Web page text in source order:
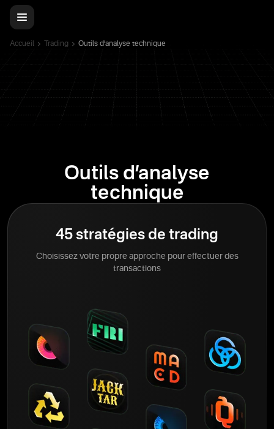
Accueil Trading Outils d’analyse technique
Outils d’analyse
technique
45 stratégies de trading
Choisissez votre propre approche pour effectuer des
transactions